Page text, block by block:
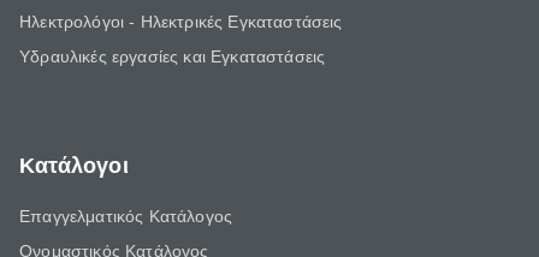
Ηλεκτρολόγοι - Ηλεκτρικές Εγκαταστάσεις
Υδραυλικές εργασίες και Εγκαταστάσεις
Κατάλογοι
Επαγγελματικός Κατάλογος
Ονομαστικός Κατάλογος